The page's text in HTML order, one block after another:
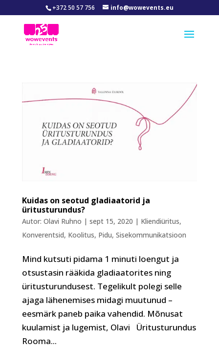
+372 50 57 756 info@wowevents.eu
Kuidas on seotud gladiaatorid ja
üritusturundus?
Autor: Olavi Ruhno | sept 15, 2020 | Kliendiüritus,
Konverentsid, Koolitus, Pidu, Sisekommunikatsioon
Mind kutsuti pidama 1 minuti loengut ja
otsustasin rääkida gladiaatorites ning
üritusturundusest. Tegelikult polegi selle
ajaga lähenemises midagi muutunud –
eesmärk paneb paika vahendid. Mõnusat
kuulamist ja lugemist, Olavi Üritusturundus
Rooma...